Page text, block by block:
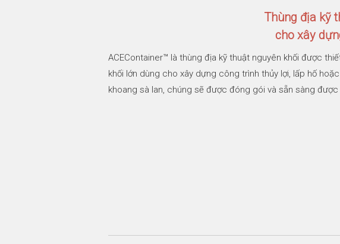
Thùng địa kỹ
cho xây
ACEContainer™ là thùng địa kỹ thuật nguyên khối được
khối lớn dùng cho xây dựng công trình thủy lợi, lấp hố
khoang sà lan, chúng sẽ được đóng gói và sẵn sàng